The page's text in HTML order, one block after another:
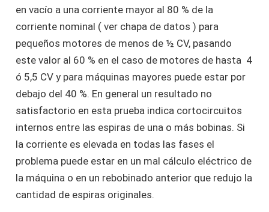
en vacío a una corriente mayor al 80 % de la
corriente nominal ( ver chapa de datos ) para
pequeños motores de menos de ½ CV, pasando
este valor al 60 % en el caso de motores de hasta 4
ó 5,5 CV y para máquinas mayores puede estar por
debajo del 40 %. En general un resultado no
satisfactorio en esta prueba indica cortocircuitos
internos entre las espiras de una o más bobinas. Si
la corriente es elevada en todas las fases el
problema puede estar en un mal cálculo eléctrico de
la máquina o en un rebobinado anterior que redujo la
cantidad de espiras originales.